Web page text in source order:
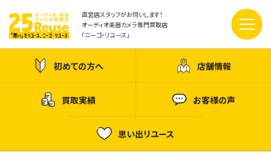
直営店スタッフがお伺いします！
オーディオ楽器カメラ専門買取店
「ニーゴ・リユース」
初めての方へ 店舗情報
買取実績 お客様の声
思い出リユース